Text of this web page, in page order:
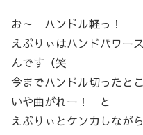
お～ ハンドル軽っ！
えぶりぃはハンドパワー
んです（笑
今までハンドル切った
いや曲がれー！ と
えぶりぃとケンカしなが